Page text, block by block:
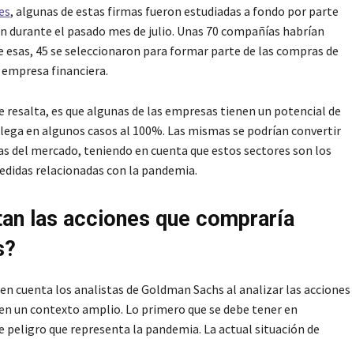
, algunas de estas firmas fueron estudiadas a fondo por parte
durante el pasado mes de julio. Unas 70 compañías habrían
45 se seleccionaron para formar parte de las compras de
financiera.
es que algunas de las empresas tienen un potencial de
en algunos casos al 100%. Las mismas se podrían convertir
del mercado, teniendo en cuenta que estos sectores son los
relacionadas con la pandemia.
las acciones que compraría
cuenta los analistas de Goldman Sachs al analizar las acciones
un contexto amplio. Lo primero que se debe tener en
que representa la pandemia. La actual situación de